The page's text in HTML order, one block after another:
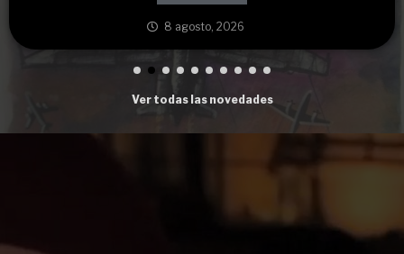
8 agosto, 2026
Ver todas las novedades